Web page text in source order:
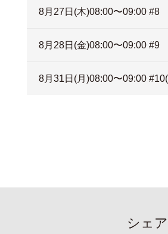
8月27日(木)08:00〜09:00 #8
8月28日(金)08:00〜09:00 #9
8月31日(月)08:00〜09:00
シェ